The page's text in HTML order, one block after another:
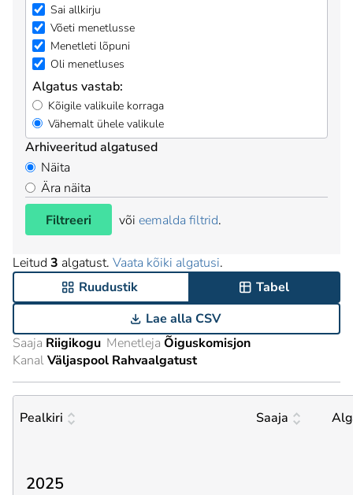
Sai allkirju
Võeti menetlusse
Menetleti lõpuni
Oli menetluses
Algatus vastab:
Kõigile valikuile korraga
Vähemalt ühele valikule
Arhiveeritud algatused
Näita
Ära näita
Filtreeri
või eemalda filtrid.
Leitud 3 algatust. Vaata kõiki algatusi.
Ruudustik
Tabel
Lae alla CSV
Saaja Riigikogu Menetleja Õiguskomisjon
KanalVäljaspool Rahvaalgatust
Pealkiri Saaja
2025